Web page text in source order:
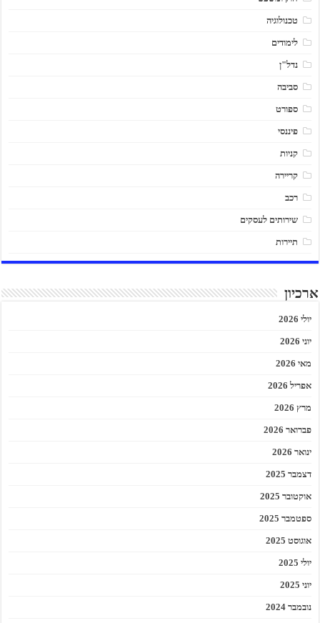
טכנולוגיה
לימודים
נדל"ן
סביבה
ספורט
פיננסי
קניות
קריירה
רכב
שירותים לעסקים
תיירות
ארכיון
יולי 2026
יוני 2026
מאי 2026
אפריל 2026
מרץ 2026
פברואר 2026
ינואר 2026
דצמבר 2025
אוקטובר 2025
ספטמבר 2025
אוגוסט 2025
יולי 2025
יוני 2025
נובמבר 2024